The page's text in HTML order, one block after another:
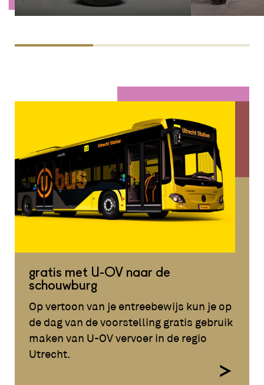
gratis met U-OV naar de
schouwburg
Op vertoon van je entreebewijs kun je op
de dag van de voorstelling gratis gebruik
maken van U-OV vervoer in de regio
Utrecht.